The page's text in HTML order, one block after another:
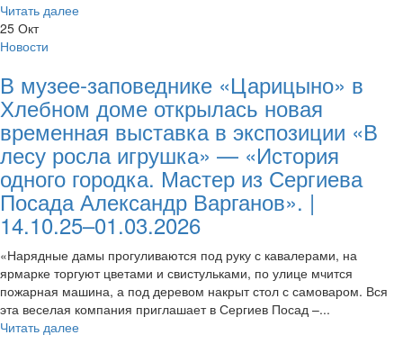
Читать далее
25 Окт
Новости
В музее-заповеднике «Царицыно» в
Хлебном доме открылась новая
временная выставка в экспозиции «В
лесу росла игрушка» — «История
одного городка. Мастер из Сергиева
Посада Александр Варганов». |
14.10.25–01.03.2026
«Нарядные дамы прогуливаются под руку с кавалерами, на
ярмарке торгуют цветами и свистульками, по улице мчится
пожарная машина, а под деревом накрыт стол с самоваром. Вся
эта веселая компания приглашает в Сергиев Посад –...
Читать далее